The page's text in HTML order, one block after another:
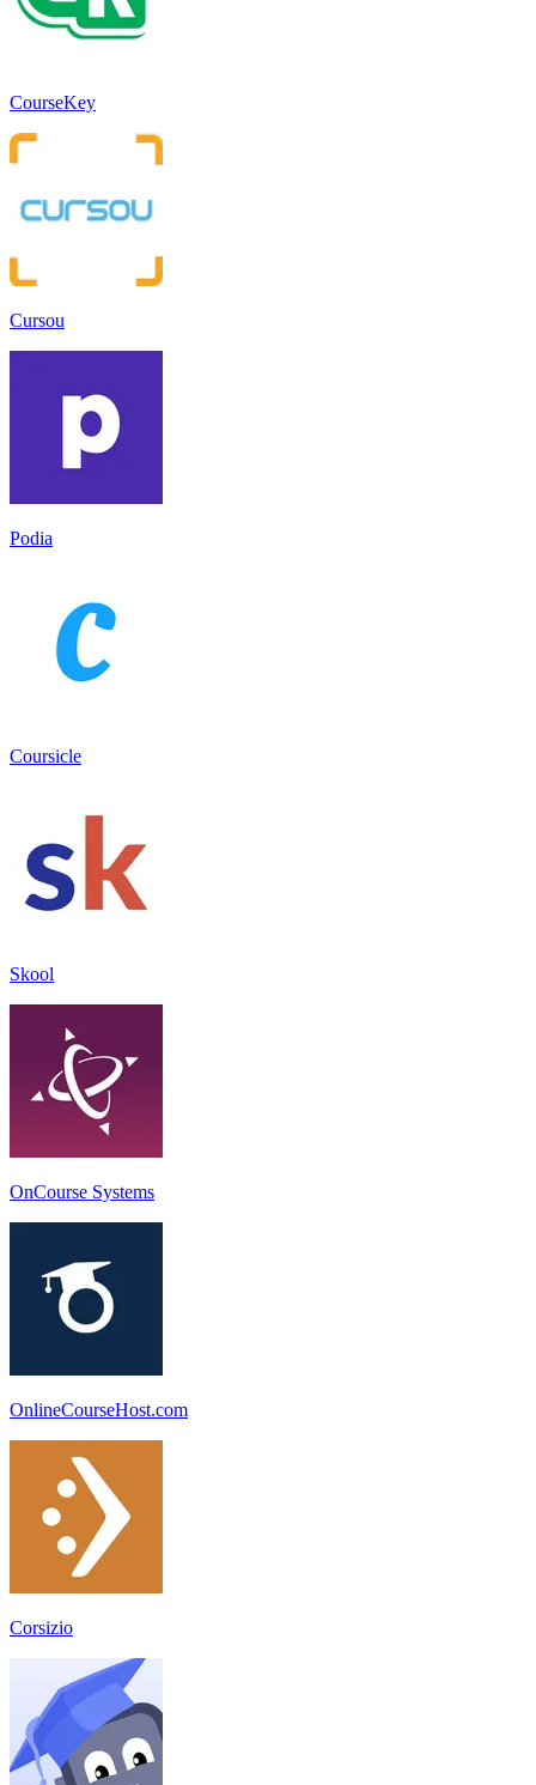
CourseKey
Cursou
Podia
Coursicle
Skool
OnCourse Systems
OnlineCourseHost.com
Corsizio